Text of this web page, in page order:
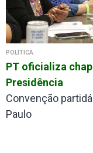
POLÍTICA
PT oficializa
Presidência
Convenção
Paulo